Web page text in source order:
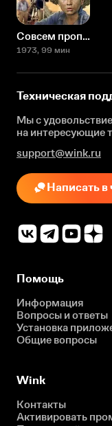
Совсем пропащий
1973, 99 мин
Техническая
Мы с
на интересующие
support@wink.ru
Написать в
Помощь
Информация
Вопросы и ответы
Установка
Общие вопросы
Wink
Контакты
Активировать